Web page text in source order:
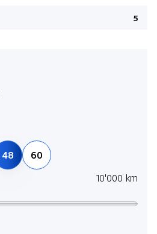
5
48
60
10'000 km